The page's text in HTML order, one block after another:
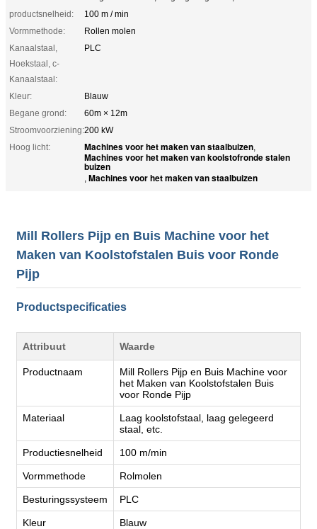
productsnelheid:
100 m / min
Vormmethode:
Rollen molen
Kanaalstaal,
Hoekstaal, c-
Kanaalstaal:
PLC
Kleur:
Blauw
Begane grond:
60m × 12m
Stroomvoorziening:200 kW
Hoog licht:
Machines voor het maken van staalbuizen,
Machines voor het maken van koolstofronde stalen
buizen
, Machines voor het maken van staalbuizen
Mill Rollers Pijp en Buis Machine voor het
Maken van Koolstofstalen Buis voor Ronde
Pijp
Productspecificaties
Attribuut Waarde
Productnaam
Mill Rollers Pijp en Buis Machine voor
het Maken van Koolstofstalen Buis
voor Ronde Pijp
Materiaal
Laag koolstofstaal, laag gelegeerd
staal, etc.
Productiesnelheid 100 m/min
Vormmethode Rolmolen
Besturingssysteem PLC
Kleur Blauw